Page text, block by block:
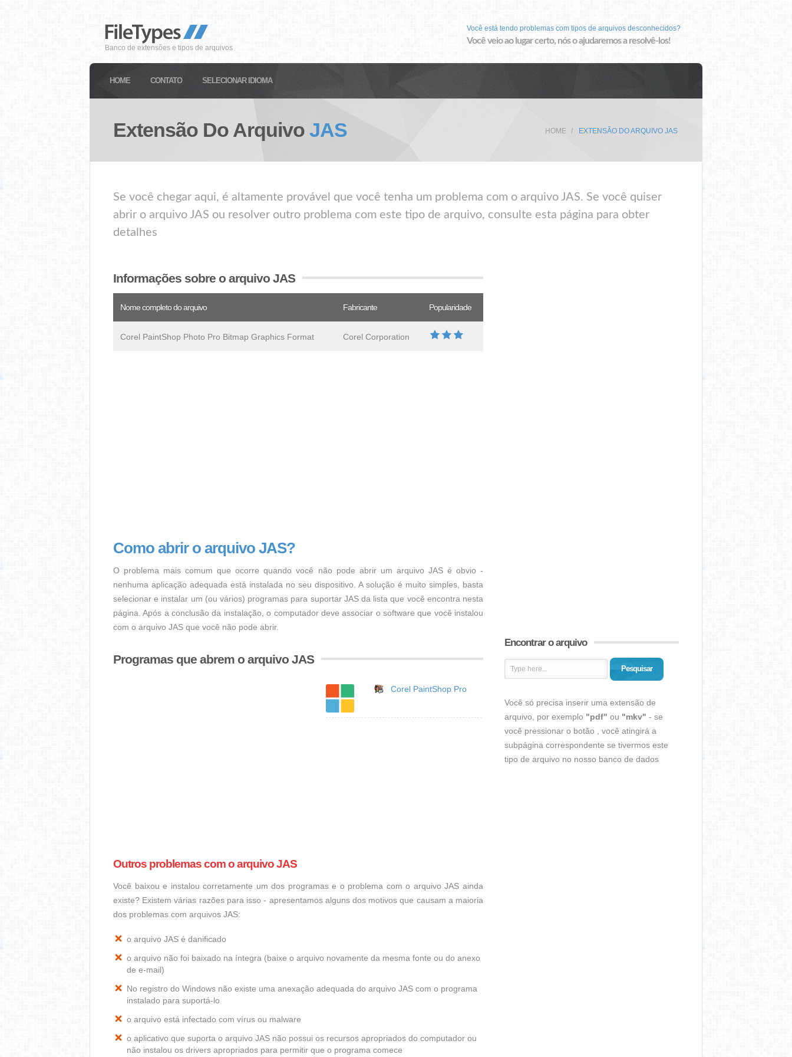
Banco de extensões e tipos de arquivos
Você está tendo problemas com tipos de arquivos desconhecidos?
Você veio ao lugar certo, nós o ajudaremos a resolvê-los!
HOME CONTATO SELECIONAR IDIOMA
Extensão Do Arquivo JAS HOME EXTENSÃO DO ARQUIVO JAS
Se você chegar aqui, é altamente provável que você tenha um problema com o arquivo JAS. Se você quiser
abrir o arquivo JAS ou resolver outro problema com este tipo de arquivo, consulte esta página para obter
detalhes
Informações sobre o arquivo JAS
Nome completo do arquivo Fabricante Popularidade
Corel PaintShop Photo Pro Bitmap Graphics Format Corel Corporation
Como abrir o arquivo JAS?
O problema mais comum que ocorre quando você não pode abrir um arquivo JAS é obvio -
nenhuma aplicação adequada está instalada no seu dispositivo. A solução é muito simples, basta
selecionar e instalar um (ou vários) programas para suportar JAS da lista que você encontra nesta
página. Após a conclusão da instalação, o computador deve associar o software que você instalou
com o arquivo JAS que você não pode abrir.
Programas que abrem o arquivo JAS
Corel PaintShop Pro
Outros problemas com o arquivo JAS
Você baixou e instalou corretamente um dos programas e o problema com o arquivo JAS ainda
existe? Existem várias razões para isso - apresentamos alguns dos motivos que causam a maioria
dos problemas com arquivos JAS:
o arquivo JAS é danificado
o arquivo não foi baixado na íntegra (baixe o arquivo novamente da mesma fonte ou do anexo
de e-mail)
No registro do Windows não existe uma anexação adequada do arquivo JAS com o programa
instalado para suportá-lo
o arquivo está infectado com vírus ou malware
o aplicativo que suporta o arquivo JAS não possui os recursos apropriados do computador ou
não instalou os drivers apropriados para permitir que o programa comece
Encontrar o arquivo
Pesquisar
Você só precisa inserir uma extensão de
arquivo, por exemplo "pdf" ou "mkv" - se
você pressionar o botão , você atingirá a
subpágina correspondente se tivermos este
tipo de arquivo no nosso banco de dados